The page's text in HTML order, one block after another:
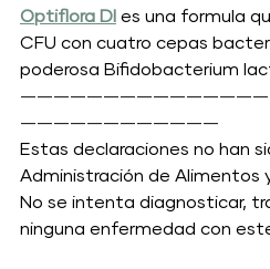
Optiflora DI es una formula
CFU con cuatro cepas
poderosa Bifidobacterium
————————————
Estas declaraciones no han
Administración de Alimentos
No se intenta diagnosticar,
ninguna enfermedad con